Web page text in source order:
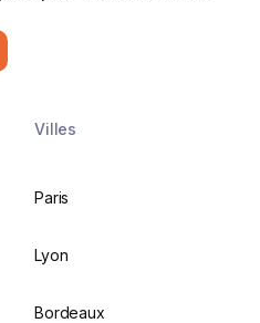
Villes
Paris
Lyon
Bordeaux